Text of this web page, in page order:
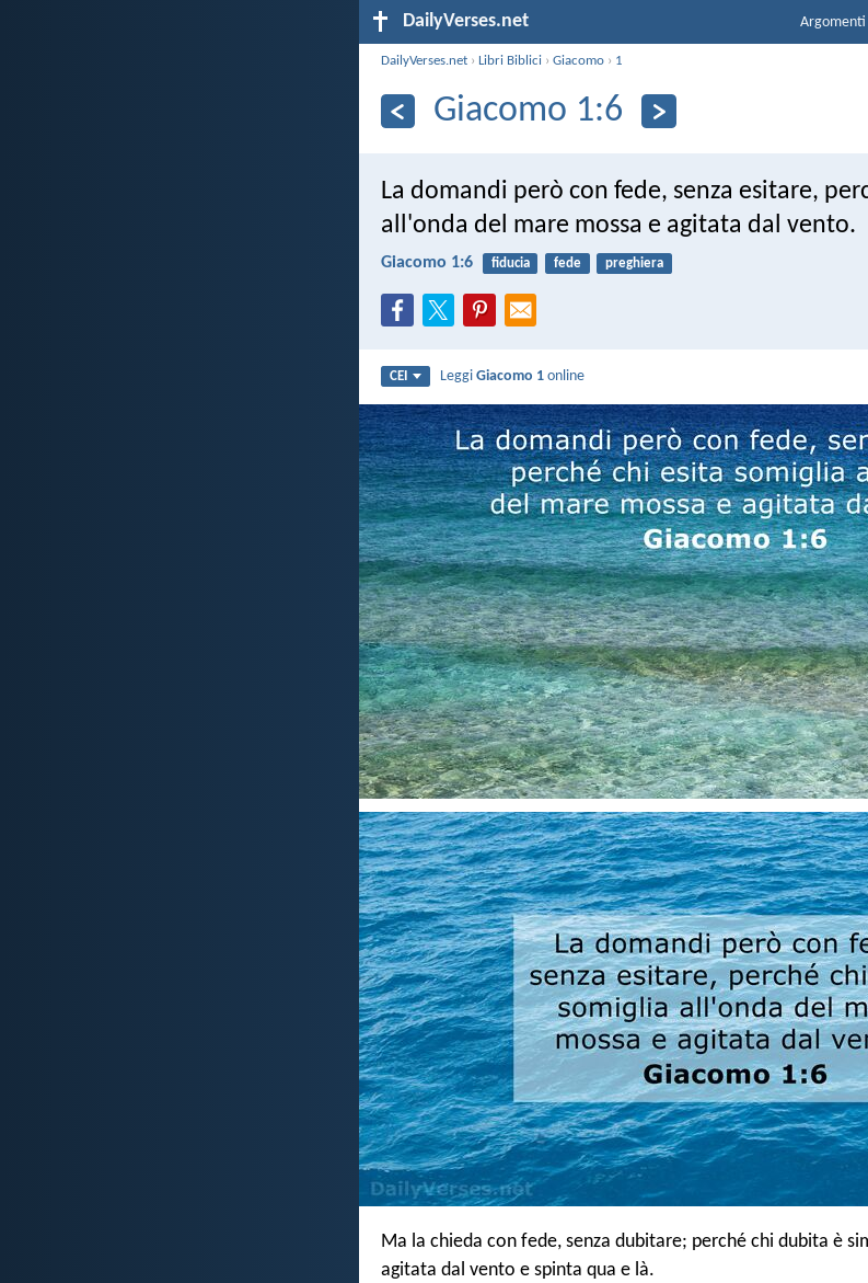
DailyVerses.net Argomenti
DailyVerses.net ›Libri Biblici ›Giacomo › 1
Giacomo 1:6
La domandi però con fede, senza esitare,
all'onda del mare mossa e agitata dal vento.
Giacomo 1:6 fiducia fede preghiera
CEI LeggiGiacomo 1 online
Ma la chieda con fede, senza dubitare; perché chi dubita è
agitata dal vento e spinta qua e là.